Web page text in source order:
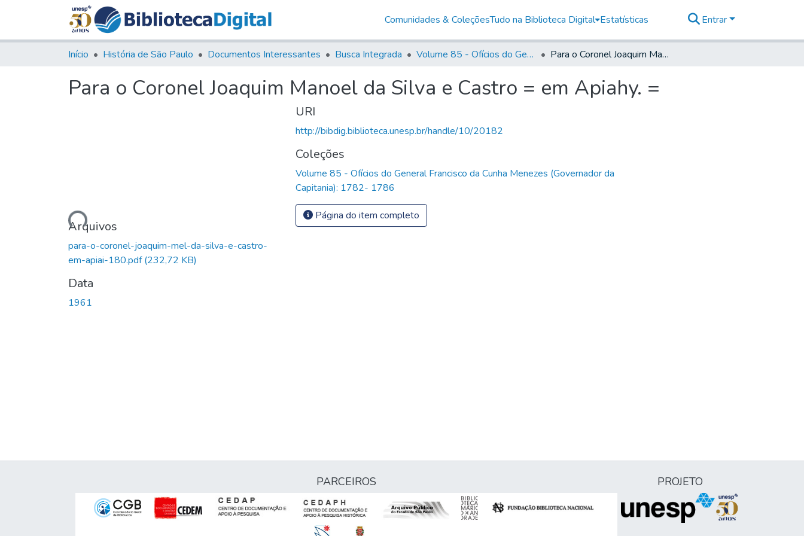
Comunidades & ColeçõesTudo na Biblioteca Digital Estatísticas Entrar
Início História de São Paulo Documentos Interessantes Busca Integrada Volume 85 - Ofícios do General Francisco da Cunha Menezes (Governador da Capitania): 1782- 1786 Para o Coronel Joaquim Manoel da Silva e Castro = em Apiahy. =
Para o Coronel Joaquim Manoel da Silva e Castro = em Apiahy. =
Carregando...Arquivos
para-o-coronel-joaquim-mel-da-silva-e-castro-
em-apiai-180.pdf(232,72 KB)
Data
1961
URI
http://bibdig.biblioteca.unesp.br/handle/10/20182
Coleções
Volume 85 - Ofícios do General Francisco da Cunha Menezes (Governador da
Capitania): 1782- 1786
Página do item completo
PARCEIROS PROJETO